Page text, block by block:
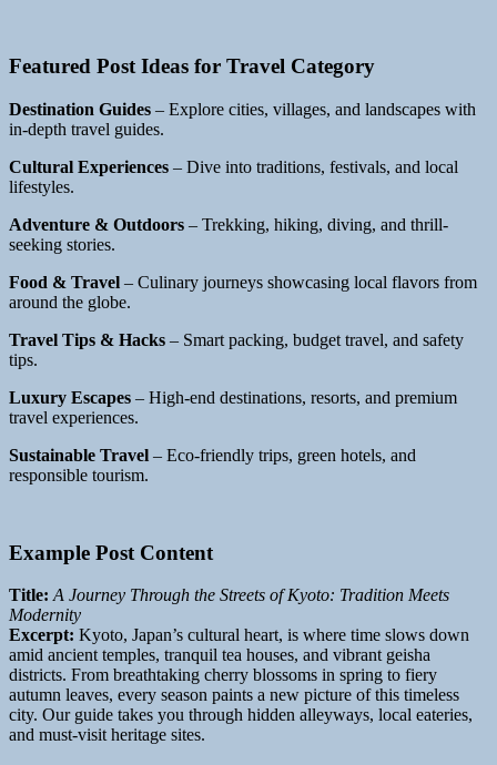
Featured Post Ideas for Travel Category
Destination Guides – Explore cities, villages, and landscapes with
in-depth travel guides.
Cultural Experiences – Dive into traditions, festivals, and local
lifestyles.
Adventure & Outdoors – Trekking, hiking, diving, and thrill-
seeking stories.
Food & Travel – Culinary journeys showcasing local flavors from
around the globe.
Travel Tips & Hacks – Smart packing, budget travel, and safety
tips.
Luxury Escapes – High-end destinations, resorts, and premium
travel experiences.
Sustainable Travel – Eco-friendly trips, green hotels, and
responsible tourism.
Example Post Content
Title: A Journey Through the Streets of Kyoto: Tradition Meets
Modernity
Excerpt: Kyoto, Japan’s cultural heart, is where time slows down
amid ancient temples, tranquil tea houses, and vibrant geisha
districts. From breathtaking cherry blossoms in spring to fiery
autumn leaves, every season paints a new picture of this timeless
city. Our guide takes you through hidden alleyways, local eateries,
and must-visit heritage sites.